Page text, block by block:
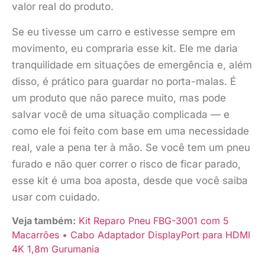
valor real do produto.
Se eu tivesse um carro e estivesse sempre em
movimento, eu compraria esse kit. Ele me daria
tranquilidade em situações de emergência e, além
disso, é prático para guardar no porta-malas. É
um produto que não parece muito, mas pode
salvar você de uma situação complicada — e
como ele foi feito com base em uma necessidade
real, vale a pena ter à mão. Se você tem um pneu
furado e não quer correr o risco de ficar parado,
esse kit é uma boa aposta, desde que você saiba
usar com cuidado.
Veja também: Kit Reparo Pneu FBG-3001 com 5
Macarrões • Cabo Adaptador DisplayPort para HDMI
4K 1,8m Gurumania